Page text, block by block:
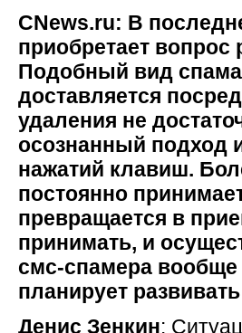
CNews.ru: В
приобретает
Подобный вид спама
доставляется
удаления не
осознанный подход
нажатий клавиш.
постоянно
превращается в
принимать, и
смс-спамера вообще
планирует
Денис Зенкин: